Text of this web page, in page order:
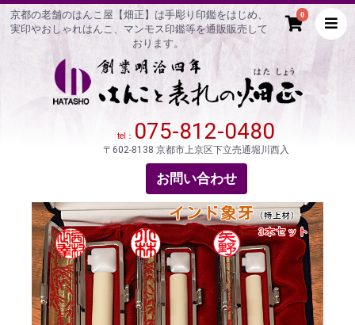
0
京都の老舗のはんこ屋【畑正】は手彫り印鑑をはじめ、
実印やおしゃれはんこ、マンモス印鑑等を通販販売して
おります。
tel： 075-812-0480
〒602-8138 京都市上京区下立売通堀川西入
お問い合わせ